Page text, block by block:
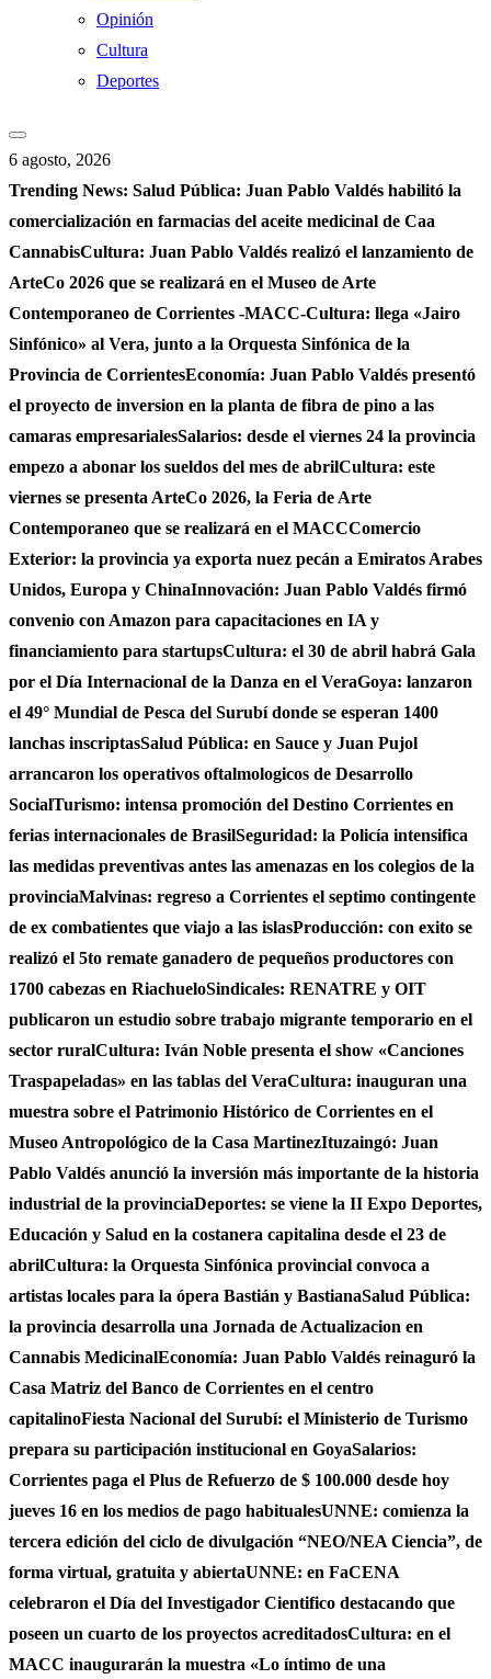
Opinión
Cultura
Deportes
6 agosto, 2026
Trending News: Salud Pública: Juan Pablo Valdés habilitó la
comercialización en farmacias del aceite medicinal de Caa
CannabisCultura: Juan Pablo Valdés realizó el lanzamiento de
ArteCo 2026 que se realizará en el Museo de Arte
Contemporaneo de Corrientes -MACC-Cultura: llega «Jairo
Sinfónico» al Vera, junto a la Orquesta Sinfónica de la
Provincia de CorrientesEconomía: Juan Pablo Valdés presentó
el proyecto de inversion en la planta de fibra de pino a las
camaras empresarialesSalarios: desde el viernes 24 la provincia
empezo a abonar los sueldos del mes de abrilCultura: este
viernes se presenta ArteCo 2026, la Feria de Arte
Contemporaneo que se realizará en el MACCComercio
Exterior: la provincia ya exporta nuez pecán a Emiratos Arabes
Unidos, Europa y ChinaInnovación: Juan Pablo Valdés firmó
convenio con Amazon para capacitaciones en IA y
financiamiento para startupsCultura: el 30 de abril habrá Gala
por el Día Internacional de la Danza en el VeraGoya: lanzaron
el 49° Mundial de Pesca del Surubí donde se esperan 1400
lanchas inscriptasSalud Pública: en Sauce y Juan Pujol
arrancaron los operativos oftalmologicos de Desarrollo
SocialTurismo: intensa promoción del Destino Corrientes en
ferias internacionales de BrasilSeguridad: la Policía intensifica
las medidas preventivas antes las amenazas en los colegios de la
provinciaMalvinas: regreso a Corrientes el septimo contingente
de ex combatientes que viajo a las islasProducción: con exito se
realizó el 5to remate ganadero de pequeños productores con
1700 cabezas en RiachueloSindicales: RENATRE y OIT
publicaron un estudio sobre trabajo migrante temporario en el
sector ruralCultura: Iván Noble presenta el show «Canciones
Traspapeladas» en las tablas del VeraCultura: inauguran una
muestra sobre el Patrimonio Histórico de Corrientes en el
Museo Antropológico de la Casa MartinezItuzaingó: Juan
Pablo Valdés anunció la inversión más importante de la historia
industrial de la provinciaDeportes: se viene la II Expo Deportes,
Educación y Salud en la costanera capitalina desde el 23 de
abrilCultura: la Orquesta Sinfónica provincial convoca a
artistas locales para la ópera Bastián y BastianaSalud Pública:
la provincia desarrolla una Jornada de Actualizacion en
Cannabis MedicinalEconomía: Juan Pablo Valdés reinaguró la
Casa Matriz del Banco de Corrientes en el centro
capitalinoFiesta Nacional del Surubí: el Ministerio de Turismo
prepara su participación institucional en GoyaSalarios:
Corrientes paga el Plus de Refuerzo de $ 100.000 desde hoy
jueves 16 en los medios de pago habitualesUNNE: comienza la
tercera edición del ciclo de divulgación “NEO/NEA Ciencia”, de
forma virtual, gratuita y abiertaUNNE: en FaCENA
celebraron el Día del Investigador Cientifico destacando que
poseen un cuarto de los proyectos acreditadosCultura: en el
MACC inaugurarán la muestra «Lo íntimo de una